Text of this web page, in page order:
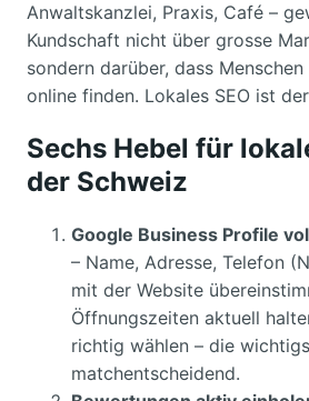
Anwaltskanzlei, Praxis, Café –
Kundschaft nicht über grosse
sondern darüber, dass
online finden. Lokales SEO ist
Sechs Hebel für
der Schweiz
Google Business Profile
– Name, Adresse, Telefon
mit der Website
Öffnungszeiten aktuell
richtig wählen – die
matchentscheidend.